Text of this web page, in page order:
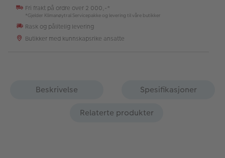
Fri frakt på ordre over 2 000,-*
*Gjelder Klimanøytral Servicepakke og levering til våre butikker
Rask og pålitelig levering
Butikker med kunnskapsrike ansatte
Beskrivelse
Spesifikasjoner
Relaterte produkter